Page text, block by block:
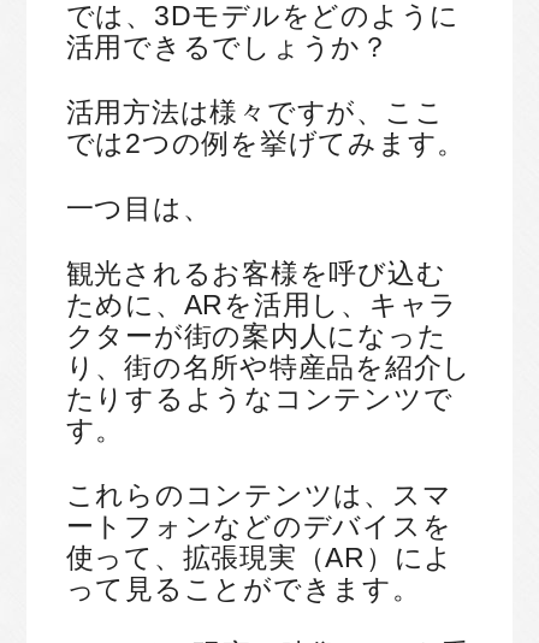
では、3Dモデルをどのように
活用できるでしょうか？
活用方法は様々ですが、ここ
では2つの例を挙げてみます。
一つ目は、
観光されるお客様を呼び込む
ために、ARを活用し、キャラ
クターが街の案内人になった
り、街の名所や特産品を紹介し
たりするようなコンテンツで
す。
これらのコンテンツは、スマ
ートフォンなどのデバイスを
使って、拡張現実（AR）によ
って見ることができます。